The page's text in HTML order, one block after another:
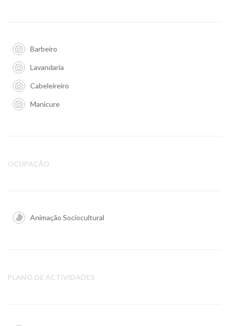
Barbeiro
Lavandaria
Cabeleireiro
Manicure
OCUPAÇÃO
Animação Sociocultural
PLANO DE ACTIVIDADES